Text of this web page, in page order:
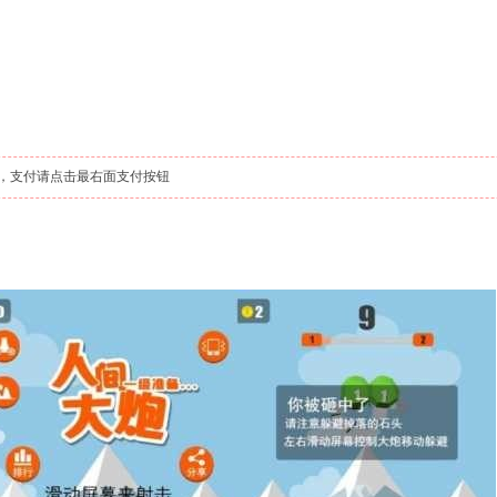
支付请点击最右面支付按钮